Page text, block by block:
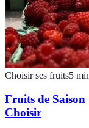
Choisir ses fruits5
Fruits de
Choisir